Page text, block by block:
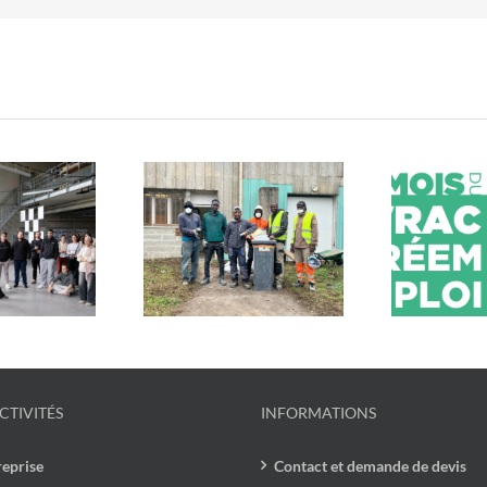
du Cœur x
: un chantier
et engagé
En mars, c’est le mois du
vrac et du réemploi !
INFORMATIONS
Contact et demande de devis